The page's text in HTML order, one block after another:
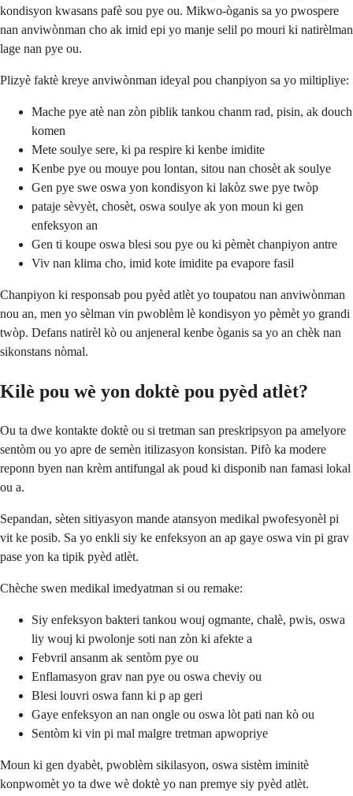
kondisyon kwasans pafè sou pye ou. Mikwo-òganis sa yo pwospere
nan anviwònman cho ak imid epi yo manje selil po mouri ki natirèlman
lage nan pye ou.
Plizyè faktè kreye anviwònman ideyal pou chanpiyon sa yo miltipliye:
Mache pye atè nan zòn piblik tankou chanm rad, pisin, ak douch
komen
Mete soulye sere, ki pa respire ki kenbe imidite
Kenbe pye ou mouye pou lontan, sitou nan chosèt ak soulye
Gen pye swe oswa yon kondisyon ki lakòz swe pye twòp
pataje sèvyèt, chosèt, oswa soulye ak yon moun ki gen
enfeksyon an
Gen ti koupe oswa blesi sou pye ou ki pèmèt chanpiyon antre
Viv nan klima cho, imid kote imidite pa evapore fasil
Chanpiyon ki responsab pou pyèd atlèt yo toupatou nan anviwònman
nou an, men yo sèlman vin pwoblèm lè kondisyon yo pèmèt yo grandi
twòp. Defans natirèl kò ou anjeneral kenbe òganis sa yo an chèk nan
sikonstans nòmal.
Kilè pou wè yon doktè pou pyèd atlèt?
Ou ta dwe kontakte doktè ou si tretman san preskripsyon pa amelyore
sentòm ou yo apre de semèn itilizasyon konsistan. Pifò ka modere
reponn byen nan krèm antifungal ak poud ki disponib nan famasi lokal
ou a.
Sepandan, sèten sitiyasyon mande atansyon medikal pwofesyonèl pi
vit ke posib. Sa yo enkli siy ke enfeksyon an ap gaye oswa vin pi grav
pase yon ka tipik pyèd atlèt.
Chèche swen medikal imedyatman si ou remake:
Siy enfeksyon bakteri tankou wouj ogmante, chalè, pwis, oswa
liy wouj ki pwolonje soti nan zòn ki afekte a
Febvril ansanm ak sentòm pye ou
Enflamasyon grav nan pye ou oswa cheviy ou
Blesi louvri oswa fann ki p ap geri
Gaye enfeksyon an nan ongle ou oswa lòt pati nan kò ou
Sentòm ki vin pi mal malgre tretman apwopriye
Moun ki gen dyabèt, pwoblèm sikilasyon, oswa sistèm iminitè
konpwomèt yo ta dwe wè doktè yo nan premye siy pyèd atlèt.